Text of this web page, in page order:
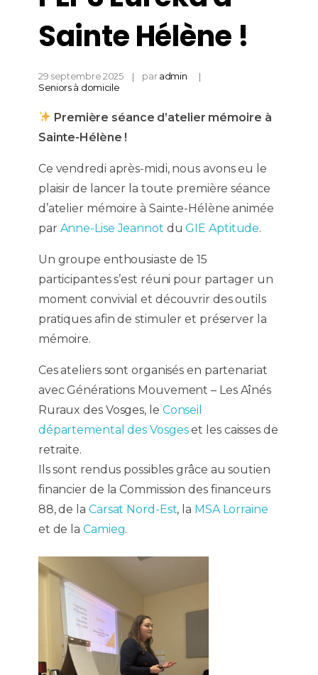
Sainte Hélène !
29 septembre 2025 par admin
Seniors à domicile
Première séance d’atelier mémoire à
Sainte-Hélène !
Ce vendredi après-midi, nous avons eu le
plaisir de lancer la toute première séance
d’atelier mémoire à Sainte-Hélène animée
par Anne-Lise Jeannot duGIE Aptitude.
Un groupe enthousiaste de 15
participantes s’est réuni pour partager un
moment convivial et découvrir des outils
pratiques afin de stimuler et préserver la
mémoire.
Ces ateliers sont organisés en partenariat
avec Générations Mouvement – Les Aînés
Ruraux des Vosges, le Conseil
départemental des Vosgeset les caisses de
retraite.
Ils sont rendus possibles grâce au soutien
financier de la Commission des financeurs
88, de la Carsat Nord-Est, la MSA Lorraine
et de la Camieg.